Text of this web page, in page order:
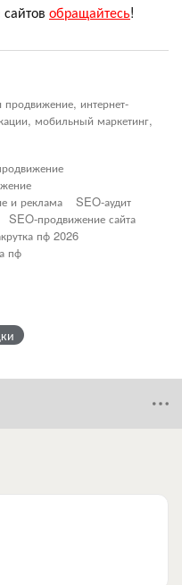
обращайтесь!
интернет-
мобильный маркетинг,
и реклама
SEO-аудит
SEO-продвижение сайта
пф 2026
пф